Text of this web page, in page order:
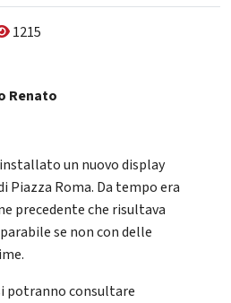
1215
Renato
un nuovo display
Roma. Da tempo era
precedente che risultava
se non con delle
potranno consultare